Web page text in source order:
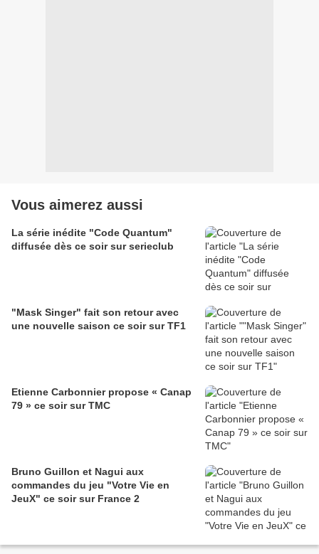
Vous aimerez aussi
La série inédite "Code Quantum"
diffusée dès ce soir sur serieclub
"Mask Singer" fait son retour avec
une nouvelle saison ce soir sur TF1
Etienne Carbonnier propose « Canap
79 » ce soir sur TMC
Bruno Guillon et Nagui aux
commandes du jeu "Votre Vie en
JeuX" ce soir sur France 2